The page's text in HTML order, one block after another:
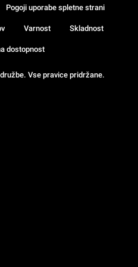
Vse pravice pridržane.
Pogoji uporabe spletne strani
Varnost Skladnost
dostopnost